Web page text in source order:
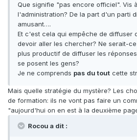
Que signifie "pas encore officiel". Vis
l'administration? De la part d'un parti
amusant….
Et c'est cela qui empêche de diffuser
devoir aller les chercher? Ne serait-
plus productif de diffuser les
se posent les gens?
Je ne comprends pas du tout cette
Mais quelle stratégie du mystère? Les
de formation: ils ne vont pas faire un
"aujourd'hui on en est à la deuxième
Rocou a dit :